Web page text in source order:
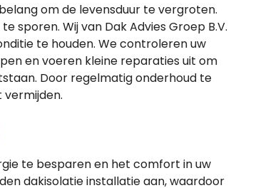
om de levensduur te vergroten.
sporen. Wij van Dak Advies Groep B.V.
te houden. We controleren uw
en voeren kleine reparaties uit om
Door regelmatig onderhoud te
te besparen en het comfort in uw
dakisolatie installatie aan, waardoor